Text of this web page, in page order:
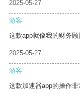
2025-05-27
游客
这款app就像我的财务顾
2025-05-27
游客
这款加速器app的操作